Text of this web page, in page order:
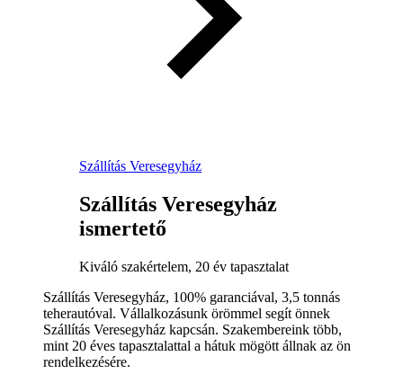
Szállítás Veresegyház
Szállítás Veresegyház
ismertető
Kiváló szakértelem, 20 év tapasztalat
Szállítás Veresegyház, 100% garanciával, 3,5 tonnás
teherautóval. Vállalkozásunk örömmel segít önnek
Szállítás Veresegyház kapcsán. Szakembereink több,
mint 20 éves tapasztalattal a hátuk mögött állnak az ön
rendelkezésére.